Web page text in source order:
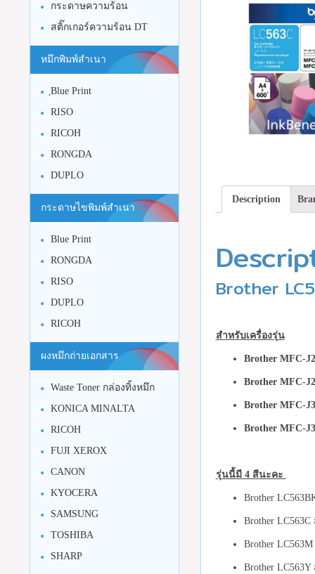
Description
Brother
สำหรับเครื่องรุ่น
Brother MFC-
Brother MFC-
Brother MFC-
Brother MFC-
รุ่นนี้มี 4 สีนะคะ
Brother
Brother
Brother
Brother LC563Y
กระดาษความร้อน
สติ๊กเกอร์ความร้อน DT
หมึกพิมพ์สำเนา
ฺBlue Print
RISO
RICOH
RONGDA
DUPLO
กระดาษไขพิมพ์สำเนา
Blue Print
RONGDA
RISO
DUPLO
RICOH
ผงหมึกถ่ายเอกสาร
Waste Toner กล่องทิ้งหมึก
KONICA MINALTA
RICOH
FUJI XEROX
CANON
KYOCERA
SAMSUNG
TOSHIBA
SHARP